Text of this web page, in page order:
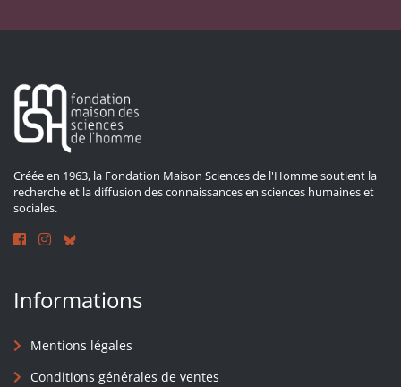
Créée en 1963, la Fondation Maison Sciences de l'Homme soutient la
recherche et la diffusion des connaissances en sciences humaines et
sociales.
Informations
Mentions légales
Conditions générales de ventes